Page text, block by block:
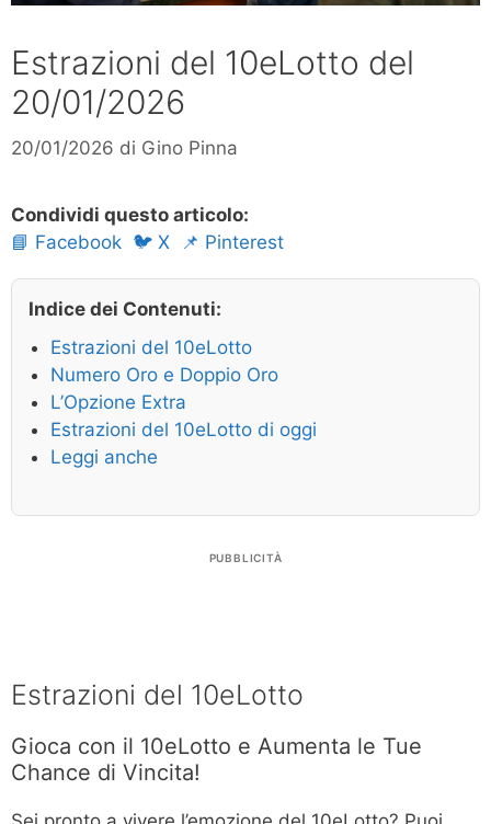
Estrazioni del 10eLotto del
20/01/2026
20/01/2026 di Gino Pinna
Condividi questo articolo:
📘 Facebook 🐦 X 📌 Pinterest
Indice dei Contenuti:
Estrazioni del 10eLotto
Numero Oro e Doppio Oro
L’Opzione Extra
Estrazioni del 10eLotto di oggi
Leggi anche
PUBBLICITÀ
Estrazioni del 10eLotto
Gioca con il 10eLotto e Aumenta le Tue
Chance di Vincita!